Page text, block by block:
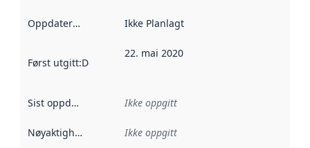
Oppdateringsfrekvens :
Ikke Planlagt
Først utgitt:Denne datoen sier når dataene i dette
22. mai 2020
Sist oppdatert Ikke oppgitt
Nøyaktighet Ikke oppgitt